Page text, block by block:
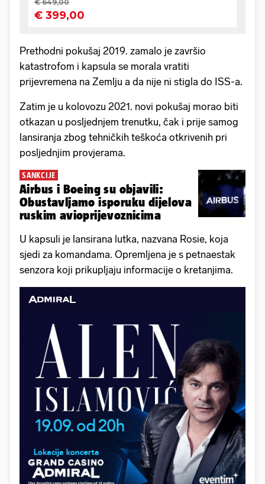
Prethodni pokušaj 2019. zamalo je završio
katastrofom i kapsula se morala vratiti
prijevremena na Zemlju a da nije ni stigla do ISS-a.
Zatim je u kolovozu 2021. novi pokušaj morao biti
otkazan u posljednjem trenutku, čak i prije samog
lansiranja zbog tehničkih teškoća otkrivenih pri
posljednjim provjerama.
SANKCIJE
Airbus i Boeing su objavili:
Obustavljamo isporuku dijelova
ruskim avioprijevoznicima
U kapsuli je lansirana lutka, nazvana Rosie, koja
sjedi za komandama. Opremljena je s petnaestak
senzora koji prikupljaju informacije o kretanjima.